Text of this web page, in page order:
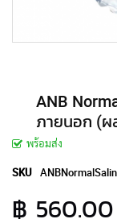
ANB
ภายนอก (ผ
พร้อมส่ง
SKU
฿ 560.00